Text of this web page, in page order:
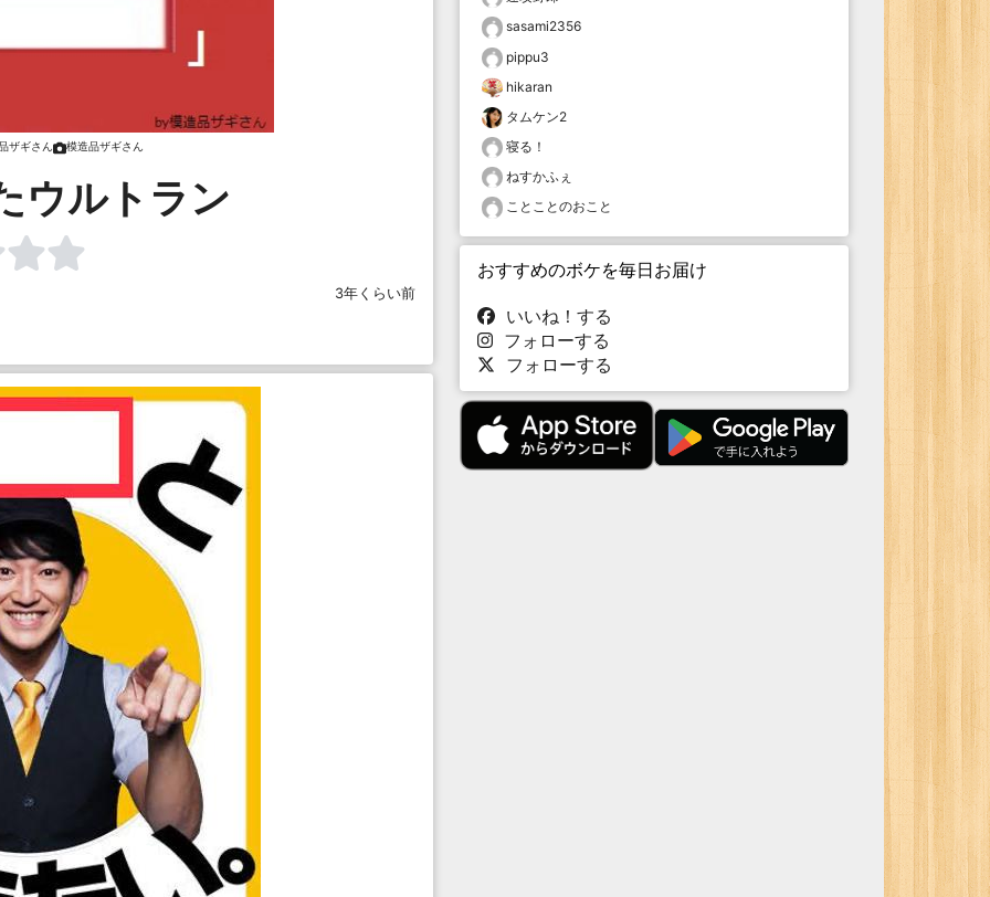
ザギさん 模造品ザギさん
ウルトラン
3年くらい前
sasami2356
pippu3
hikaran
タムケン2
寝る！
ねすかふぇ
ことことのおこと
おすすめのボケを毎日お届け
いいね！する
フォローする
フォローする